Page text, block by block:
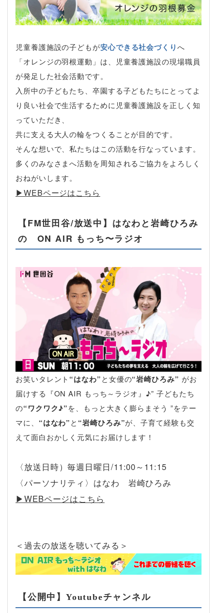
児童養護施設の子どもが安心できる社会づくりへ
「オレンジの羽根運動」は、児童養護施設の現場職員
が発足した社会活動です。
入所中の子どもたち、卒園する子どもたちにとってよ
り良い社会で生活するために児童養護施設を正しく知
っていただき、
共に支える大人の輪をつくることが目的です。
そんな想いで、私たちはこの活動を行なっています。
多くのみなさまへ活動を周知されるご協力をよろしく
おねがいします。
▶︎WEBページはこちら
【FM世田谷/放送中】はなわと岩崎ひろみ
の ON AIR もっち〜ラジオ
お笑いタレント “はなわ”と女優の“岩崎ひろみ” がお
届けする『ON AIR もっち～ラジオ』♪” 子どもたち
の“ワクワク♪”を、もっと大きく膨らまそう ”をテー
マに、 “はなわ”と “岩崎ひろみ”が、子育て経験も交
えて面白おかしく元気にお届けします！
〈放送日時）毎週日曜日/11:00～11:15
〈パーソナリティ〉はなわ 岩崎ひろみ
▶︎WEBページはこちら
＜過去の放送を聴いてみる＞
【公開中】Youtubeチャンネル